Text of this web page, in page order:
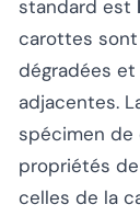
standard est
carottes sont
dégradées
adjacentes.
spécimen de
propriétés
celles de la